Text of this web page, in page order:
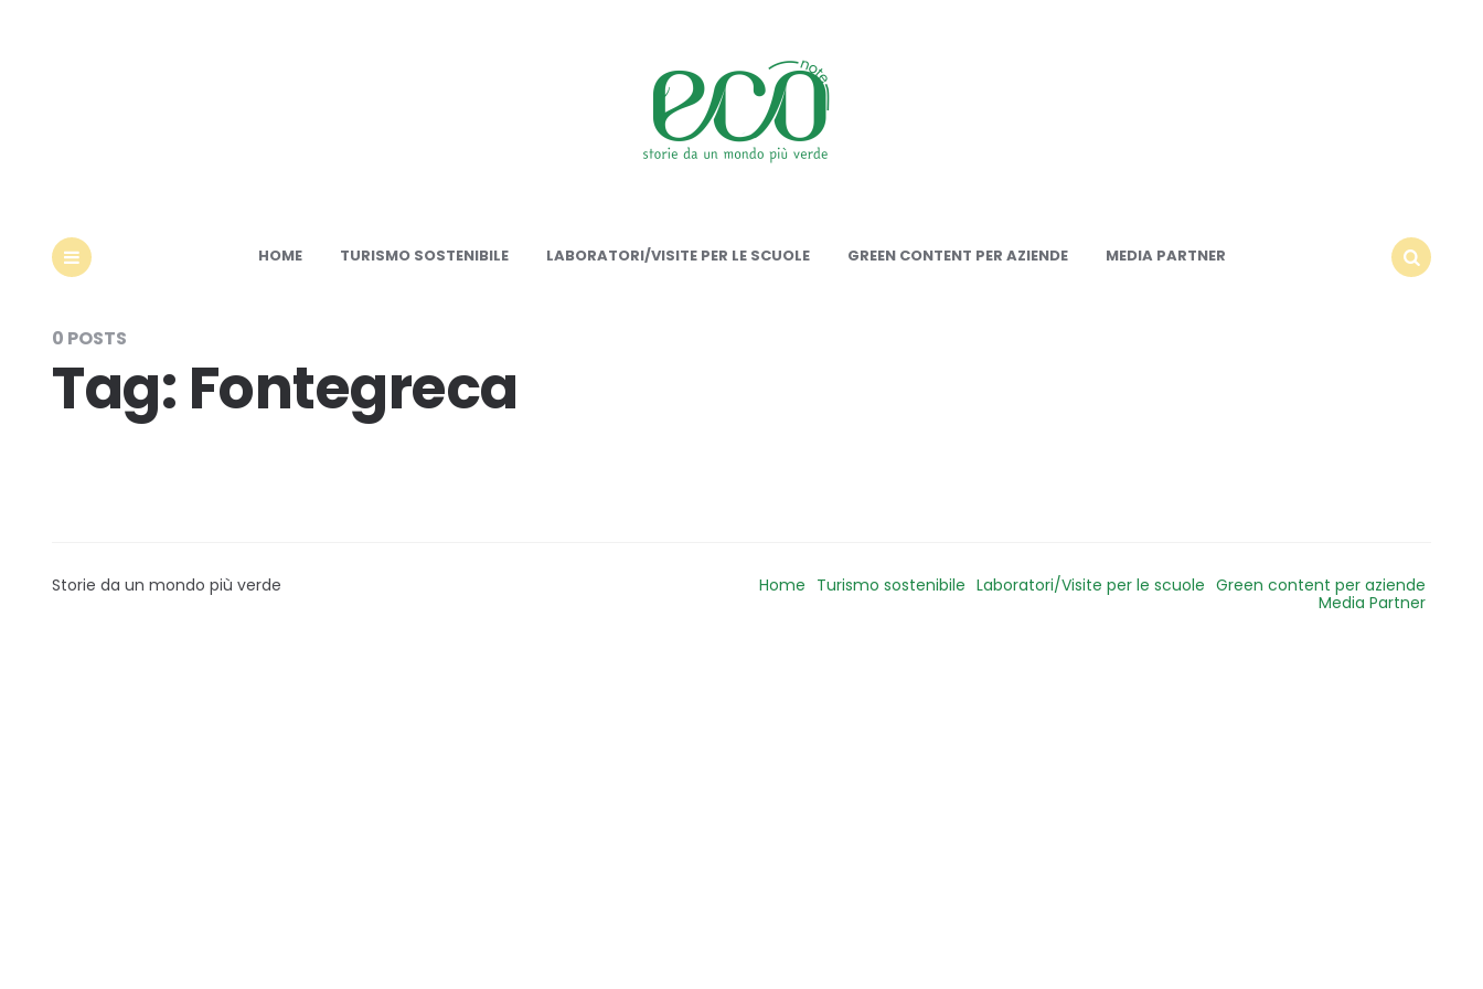
HOME TURISMO SOSTENIBILE LABORATORI/VISITE PER LE SCUOLE GREEN CONTENT PER AZIENDE
MEDIA PARTNER
0 POSTS
Tag: Fontegreca
Storie da un mondo più verde Home Turismo sostenibile Laboratori/Visite per le scuole Green content per aziende
Media Partner